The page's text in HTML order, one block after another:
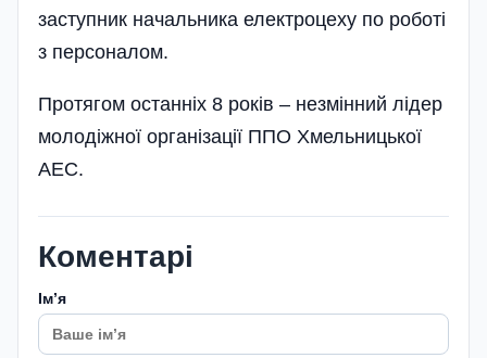
заступник начальника електроцеху по роботі
з персоналом.
Протягом останніх 8 років – незмінний лідер
молодіжної організації ППО Хмельницької
АЕС.
Коментарі
Імʼя